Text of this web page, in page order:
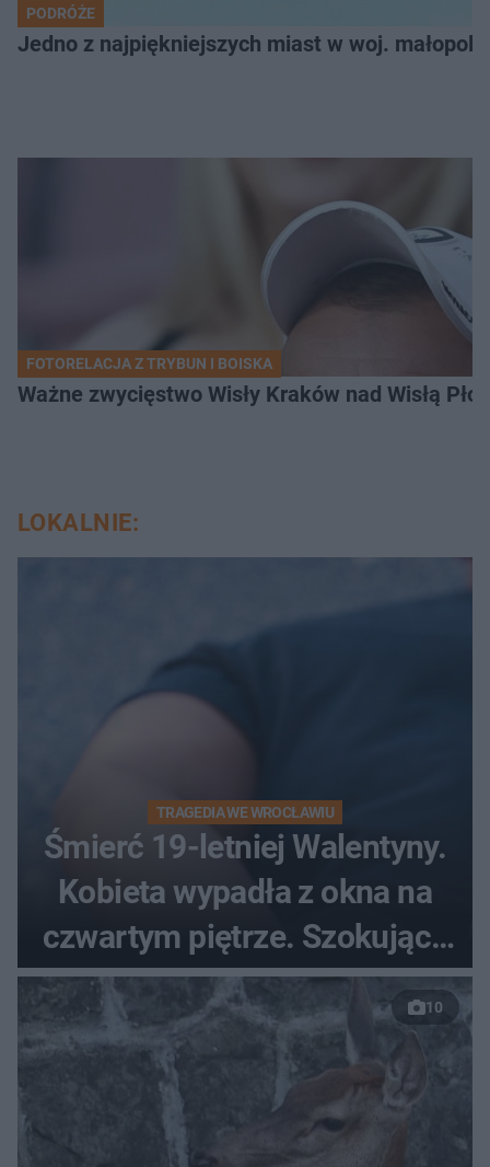
PODRÓŻE
Jedno z najpiękniejszych miast w woj.
FOTORELACJA Z TRYBUN I BOISKA
Ważne zwycięstwo Wisły Kraków nad Wisłą
LOKALNIE:
TRAGEDIA WE WROCŁAWIU
Śmierć 19-letniej Walentyny.
Kobieta wypadła z okna na
czwartym piętrze. Szokujące
nagranie trafiło do sieci
10